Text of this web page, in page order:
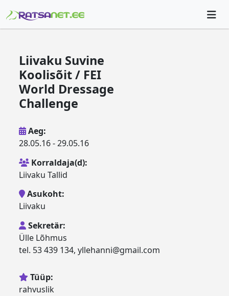
Liivaku Suvine
Koolisõit / FEI
World Dressage
Challenge
Aeg:
28.05.16 - 29.05.16
Korraldaja(d):
Liivaku Tallid
Asukoht:
Liivaku
Sekretär:
Ülle Lõhmus
tel. 53 439 134, yllehanni@gmail.com
Tüüp:
rahvuslik